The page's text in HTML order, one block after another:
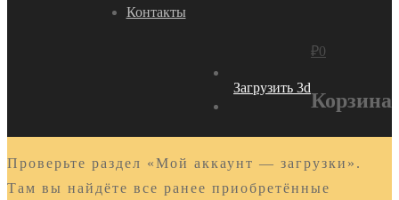
Контакты
Загрузить 3d
₽0
Корзина
Проверьте раздел «Мой аккаунт — загрузки».
Там вы найдёте все ранее приобретённые